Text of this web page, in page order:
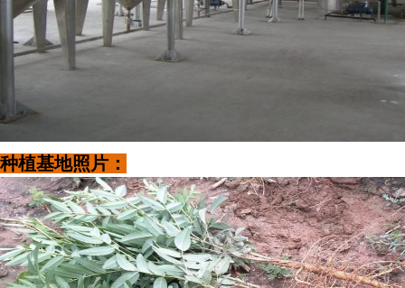
种植基地照片：